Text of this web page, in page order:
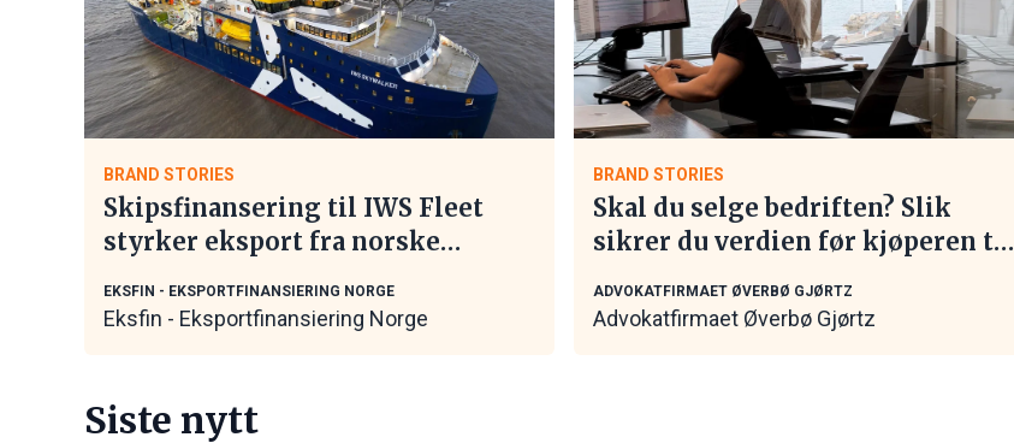
BRAND STORIES
Skipsfinansering til IWS Fleet
styrker eksport fra norske
EKSFIN - EKSPORTFINANSIERING NORGE
Eksfin - Eksportfinansiering Norge
BRAND STORIES
Skal du selge bedriften? Slik
sikrer du verdien før kjøperen tar
ADVOKATFIRMAET ØVERBØ GJØRTZ
Advokatfirmaet Øverbø Gjørtz
Siste nytt